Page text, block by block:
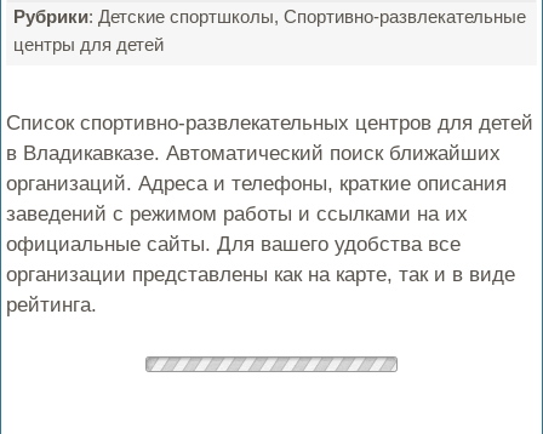
Рубрики: Детские спортшколы, Спортивно-развлекательные
центры для детей
Список спортивно-развлекательных центров для детей
в Владикавказе. Автоматический поиск ближайших
организаций. Адреса и телефоны, краткие описания
заведений с режимом работы и ссылками на их
официальные сайты. Для вашего удобства все
организации представлены как на карте, так и в виде
рейтинга.